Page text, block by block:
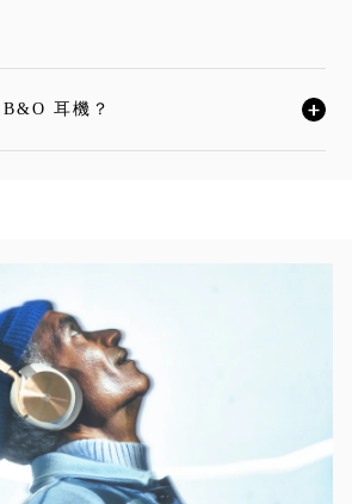
耳機？
內容並繼續閱讀